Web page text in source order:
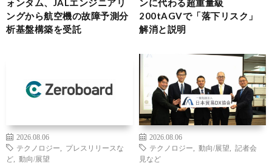
ォンタム、JALエンジニアリ
ングから航空機の故障予測分
析基盤構築を受託
ンに代わる超重量級
200tAGVで「落下リスク」
解消と説明
2026.08.06
テクノロジー
プレスリリースな
ど
動向/展望
2026.08.06
テクノロジー
動向/展望
記者会
見など